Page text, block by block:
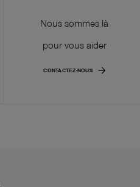
Nous sommes là
pour vous aider
CONTACTEZ-NOUS